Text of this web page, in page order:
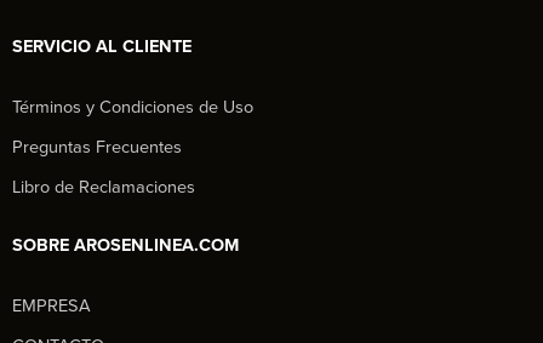
SERVICIO AL CLIENTE
Términos y Condiciones de Uso
Preguntas Frecuentes
Libro de Reclamaciones
SOBRE AROSENLINEA.COM
EMPRESA